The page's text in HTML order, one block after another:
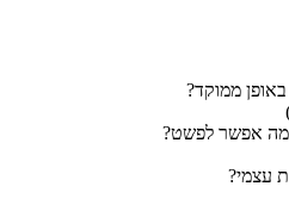
ממוקד?
מה אפשר לפשט?
עצמי?